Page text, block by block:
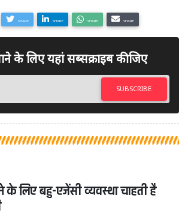
SHARE SHARE SHARE SHARE
के लिए यहां सब्सक्राइब कीजिए
SUBSCRIBE
लिए बहु-एजेंसी व्यवस्था चाहती है